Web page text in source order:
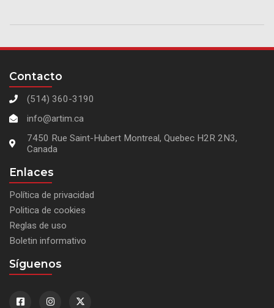
Contacto
(514) 360-3190
info@artim.ca
7450 Rue Saint-Hubert Montreal, Quebec H2R 2N3,
Canada
Enlaces
Política de privacidad
Politica de cookies
Reglas de uso
Boletin informativo
Síguenos